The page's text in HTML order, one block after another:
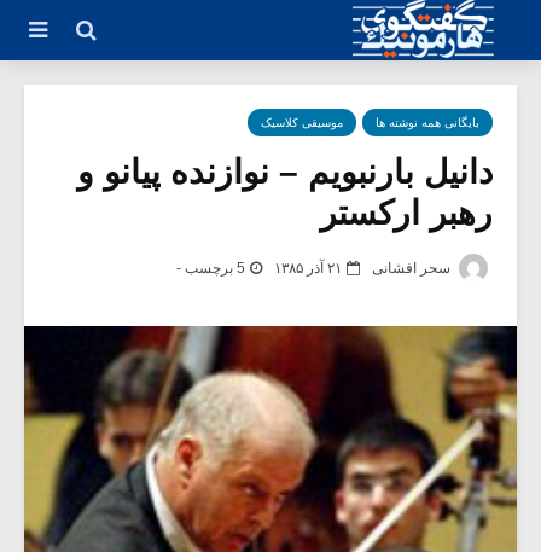
بایگانی همه نوشته ها موسیقی کلاسیک
دانیل بارنبویم – نوازنده پیانو و
رهبر ارکستر
سحر افشانی ۲۱ آذر ۱۳۸۵ 5 برچسب -